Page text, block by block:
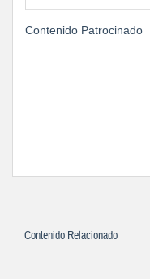
Contenido Patrocinado
Contenido Relacionado